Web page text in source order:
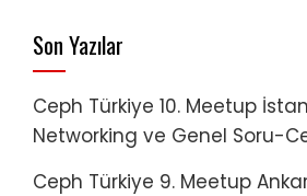
Son Yazılar
Ceph Türkiye 10. Meetup
Networking ve Genel Soru-
Ceph Türkiye 9. Meetup